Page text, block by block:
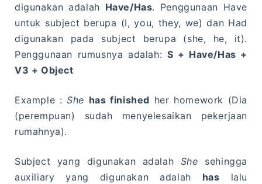
digunakan adalah Have/Has. Penggunaan Have
untuk subject berupa (I, you, they, we) dan Had
digunakan pada subject berupa (she, he, it).
Penggunaan rumusnya adalah: S + Have/Has +
V3 + Object
Example :She has finished her homework (Dia
(perempuan) sudah menyelesaikan pekerjaan
rumahnya).
Subject yang digunakan adalah She sehingga
auxiliary yang digunakan adalah has lalu